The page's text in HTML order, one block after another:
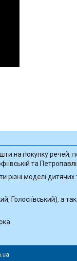
на покупку речей,
та
моделі дитячих
Голосіївський), а